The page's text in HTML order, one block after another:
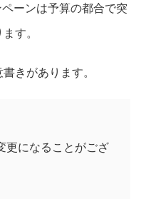
ーンは予算の都合で突
す。
きがあります。
更になることがござ